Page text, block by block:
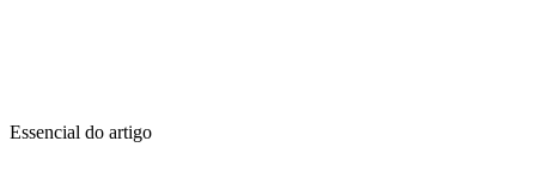
Essencial do artigo